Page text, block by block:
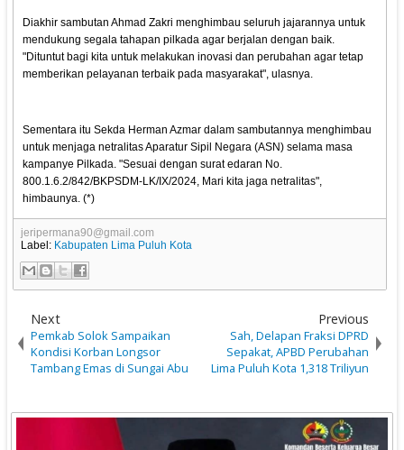
Diakhir sambutan Ahmad Zakri menghimbau seluruh jajarannya untuk
mendukung segala tahapan pilkada agar berjalan dengan baik.
"Dituntut bagi kita untuk melakukan inovasi dan perubahan agar tetap
memberikan pelayanan terbaik pada masyarakat", ulasnya.
Sementara itu Sekda Herman Azmar dalam sambutannya menghimbau
untuk menjaga netralitas Aparatur Sipil Negara (ASN) selama masa
kampanye Pilkada. "Sesuai dengan surat edaran No.
800.1.6.2/842/BKPSDM-LK/IX/2024, Mari kita jaga netralitas",
himbaunya. (*)
jeripermana90@gmail.com
Label: Kabupaten Lima Puluh Kota
Next
Pemkab Solok Sampaikan
Kondisi Korban Longsor
Tambang Emas di Sungai Abu
Previous
Sah, Delapan Fraksi DPRD
Sepakat, APBD Perubahan
Lima Puluh Kota 1,318 Triliyun